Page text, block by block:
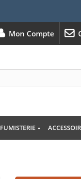
Mon Compte
FUMISTERIE